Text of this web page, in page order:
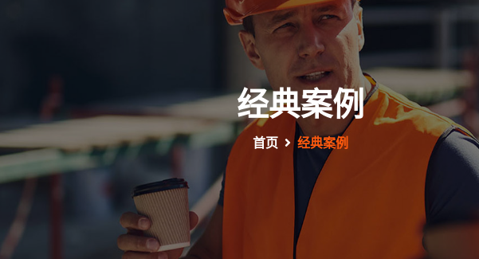
经典案例
首页 经典案例